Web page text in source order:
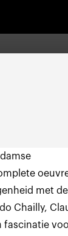
met de
Chailly,
fascinatie